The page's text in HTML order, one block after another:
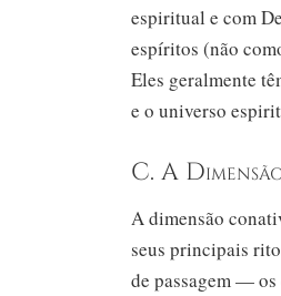
espiritual e com
espíritos (não
Eles geralmente
e o universo
C. A
A dimensão
seus principais
de passagem —